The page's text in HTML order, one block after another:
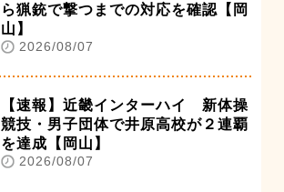
ら猟銃で撃つまでの対応を確認【岡
山】
2026/08/07
【速報】近畿インターハイ 新体操
競技・男子団体で井原高校が２連覇
を達成【岡山】
2026/08/07